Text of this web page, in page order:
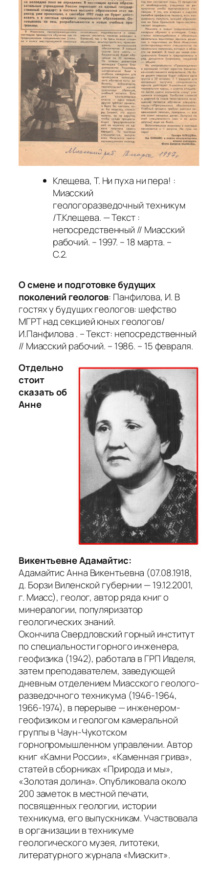
Клещева, Т. Ни пуха ни пера! :
Миасский
геологоразведочный техникум
/Т.Клещева. — Текст :
непосредственный // Миасский
рабочий. – 1997. – 18 марта. –
С.2.
О смене и подготовке будущих
поколений геологов: Панфилова, И. В
гостях у будущих геологов: шефство
МГРТ над секцией юных геологов/
И.Панфилова . – Текст: непосредственный
// Миасский рабочий. – 1986. – 15 февраля.
Отдельно
стоит
сказать об
Анне
Викентьевне Адамайтис:
Адамайтис Анна Викентьевна (07.08.1918,
д. Борзи Виленской губернии — 19.12.2001,
г. Миасс), геолог, автор ряда книг о
минералогии, популяризатор
геологических знаний.
Окончила Свердловский горный институт
по специальности горного инженера,
геофизика (1942), работала в ГРП Ивделя,
затем преподавателем, заведующей
дневным отделением Миасского геолого-
разведочного техникума (1946-1964,
1966-1974), в перерыве — инженером-
геофизиком и геологом камеральной
группы в Чаун-Чукотском
горнопромышленном управлении. Автор
книг «Камни России», «Каменная грива»,
статей в сборниках «Природа и мы»,
«Золотая долина». Опубликовала около
200 заметок в местной печати,
посвященных геологии, истории
техникума, его выпускникам. Участвовала
в организации в техникуме
геологического музея, литотеки,
литературного журнала «Миаскит».